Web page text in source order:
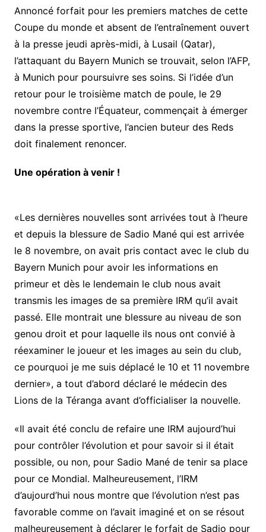
Annoncé forfait pour les premiers matches de cette
Coupe du monde et absent de l’entraînement ouvert
à la presse jeudi après-midi, à Lusail (Qatar),
l’attaquant du Bayern Munich se trouvait, selon l’AFP,
à Munich pour poursuivre ses soins. Si l’idée d’un
retour pour le troisième match de poule, le 29
novembre contre l’Équateur, commençait à émerger
dans la presse sportive, l’ancien buteur des Reds
doit finalement renoncer.
Une opération à venir !
«Les dernières nouvelles sont arrivées tout à l’heure
et depuis la blessure de Sadio Mané qui est arrivée
le 8 novembre, on avait pris contact avec le club du
Bayern Munich pour avoir les informations en
primeur et dès le lendemain le club nous avait
transmis les images de sa première IRM qu’il avait
passé. Elle montrait une blessure au niveau de son
genou droit et pour laquelle ils nous ont convié à
réexaminer le joueur et les images au sein du club,
ce pourquoi je me suis déplacé le 10 et 11 novembre
dernier», a tout d’abord déclaré le médecin des
Lions de la Téranga avant d’officialiser la nouvelle.
«Il avait été conclu de refaire une IRM aujourd’hui
pour contrôler l’évolution et pour savoir si il était
possible, ou non, pour Sadio Mané de tenir sa place
pour ce Mondial. Malheureusement, l’IRM
d’aujourd’hui nous montre que l’évolution n’est pas
favorable comme on l’avait imaginé et on se résout
malheureusement à déclarer le forfait de Sadio pour